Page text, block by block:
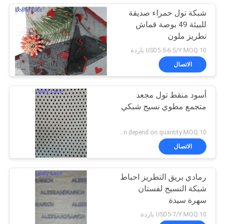
تقليم الدانتيل
البوليستر
نسيج العيينة المطرزة
29
18
شبكة تول حمراء صديقة
للبيئة 49 بوصة قماش
تطريز ملون
USD5.5-6.5/Y MOQ:10 ياردة
الاتصال
أسود منقط تول مجعد
متجمع مطوي نسيج شبكي
الاتصال
رمادي بريق التطريز احباط
شبكة النسيج لفستان
سهرة سيدة
USD5-7/Y MOQ:10 ياردة